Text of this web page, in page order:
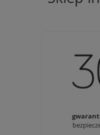
Jesteśmy